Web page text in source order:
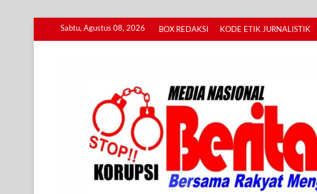
Sabtu, Agustus 08, 2026 BOX REDAKSI KODE ETIK JURNALISTIK